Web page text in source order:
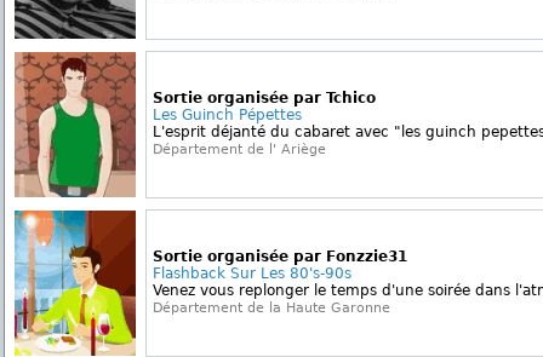
Sortie organisée par Tchico
Les Guinch Pépettes
L'esprit déjanté du cabaret avec "les guinch
Département de l' Ariège
Sortie organisée par Fonzzie31
Flashback Sur Les 80's-90s
Venez vous replonger le temps d'une soirée dans
Département de la Haute Garonne